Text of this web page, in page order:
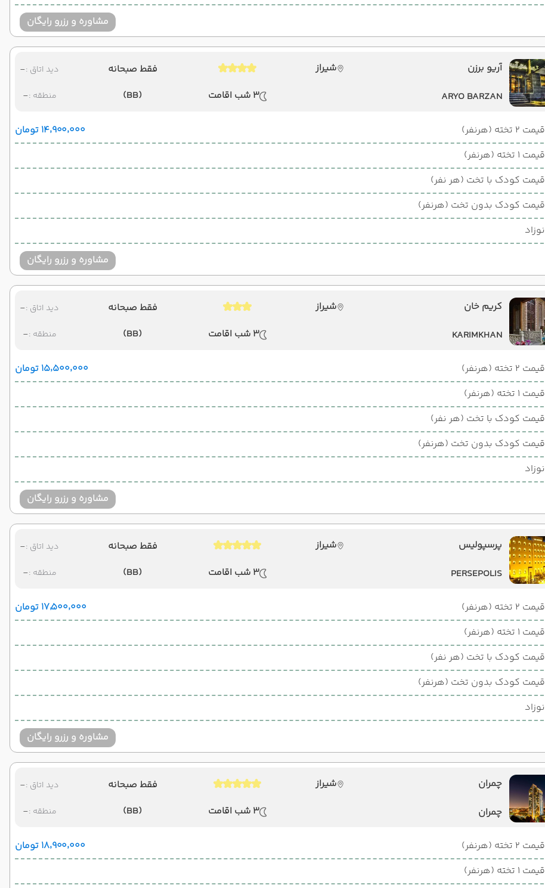
مشاوره و رزرو رایگان
آریو برزن
شیراز
ARYO BARZAN
3 شب اقامت
فقط صبحانه
(BB)
دید اتاق :-
منطقه :-
قیمت 2 تخته (هرنفر)
۱۴٬۹۰۰٬۰۰۰ تومان
قیمت 1 تخته (هرنفر)
قیمت کودک با تخت (هر نفر)
قیمت کودک بدون تخت (هرنفر)
نوزاد
مشاوره و رزرو رایگان
کریم خان
شیراز
KARIMKHAN
3 شب اقامت
فقط صبحانه
(BB)
دید اتاق :-
منطقه :-
قیمت 2 تخته (هرنفر)
۱۵٬۵۰۰٬۰۰۰ تومان
قیمت 1 تخته (هرنفر)
قیمت کودک با تخت (هر نفر)
قیمت کودک بدون تخت (هرنفر)
نوزاد
مشاوره و رزرو رایگان
پرسپولیس
شیراز
PERSEPOLIS
3 شب اقامت
فقط صبحانه
(BB)
دید اتاق :-
منطقه :-
قیمت 2 تخته (هرنفر)
۱۷٬۵۰۰٬۰۰۰ تومان
قیمت 1 تخته (هرنفر)
قیمت کودک با تخت (هر نفر)
قیمت کودک بدون تخت (هرنفر)
نوزاد
مشاوره و رزرو رایگان
چمران
شیراز
چمران
3 شب اقامت
فقط صبحانه
(BB)
دید اتاق :-
منطقه :-
قیمت 2 تخته (هرنفر)
۱۸٬۹۰۰٬۰۰۰ تومان
قیمت 1 تخته (هرنفر)